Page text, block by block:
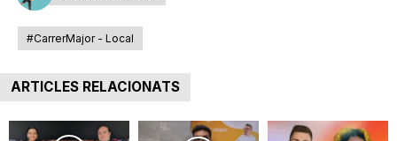
g
o
#CarrerMajor - Local
ARTICLES RELACIONATS